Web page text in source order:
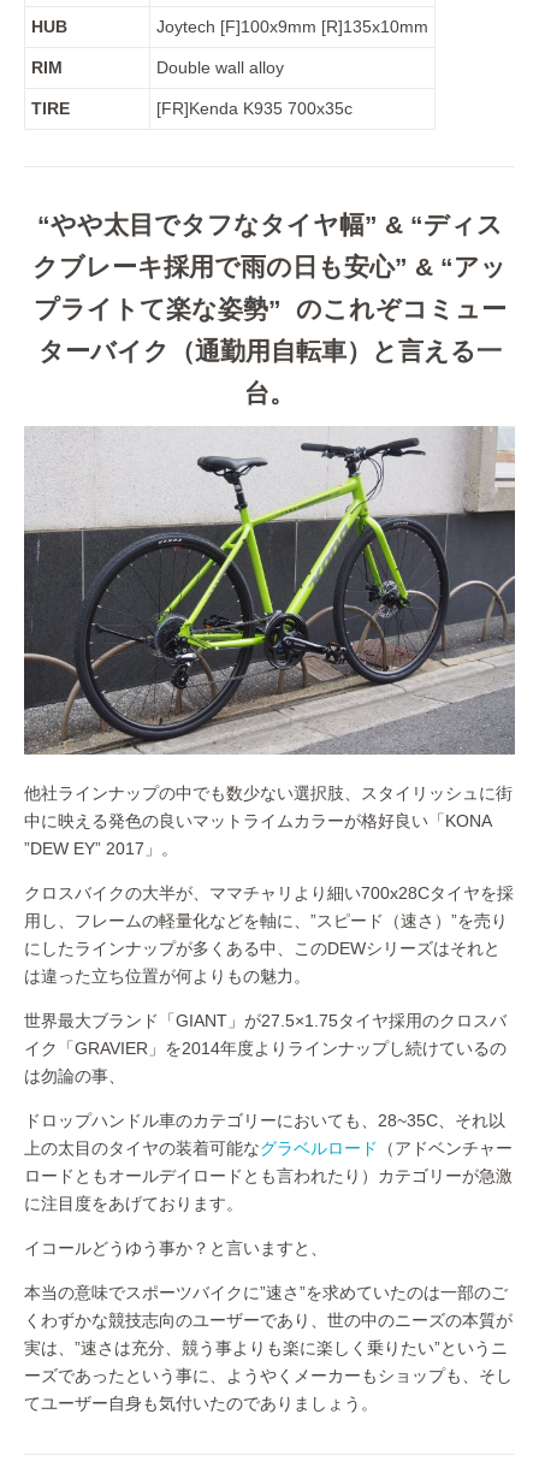
HUB Joytech [F]100x9mm [R]135x10mm
RIM Double wall alloy
TIRE [FR]Kenda K935 700x35c
“やや太目でタフなタイヤ幅” & “ディス
クブレーキ採用で雨の日も安心” & “アッ
プライトて楽な姿勢” のこれぞコミュー
ターバイク（通勤用自転車）と言える一
台。
他社ラインナップの中でも数少ない選択肢、スタイリッシュに街
中に映える発色の良いマットライムカラーが格好良い「KONA
”DEW EY” 2017」。
クロスバイクの大半が、ママチャリより細い700x28Cタイヤを採
用し、フレームの軽量化などを軸に、”スピード（速さ）”を売り
にしたラインナップが多くある中、このDEWシリーズはそれと
は違った立ち位置が何よりもの魅力。
世界最大ブランド「GIANT」が27.5×1.75タイヤ採用のクロスバ
イク「GRAVIER」を2014年度よりラインナップし続けているの
は勿論の事、
ドロップハンドル車のカテゴリーにおいても、28~35C、それ以
上の太目のタイヤの装着可能なグラベルロード
（アドベンチャー
ロードともオールデイロードとも言われたり）カテゴリーが急激
に注目度をあげております。
イコールどうゆう事か？と言いますと、
本当の意味でスポーツバイクに”速さ”を求めていたのは一部のご
くわずかな競技志向のユーザーであり、世の中のニーズの本質が
実は、”速さは充分、競う事よりも楽に楽しく乗りたい”というニ
ーズであったという事に、ようやくメーカーもショップも、そし
てユーザー自身も気付いたのでありましょう。